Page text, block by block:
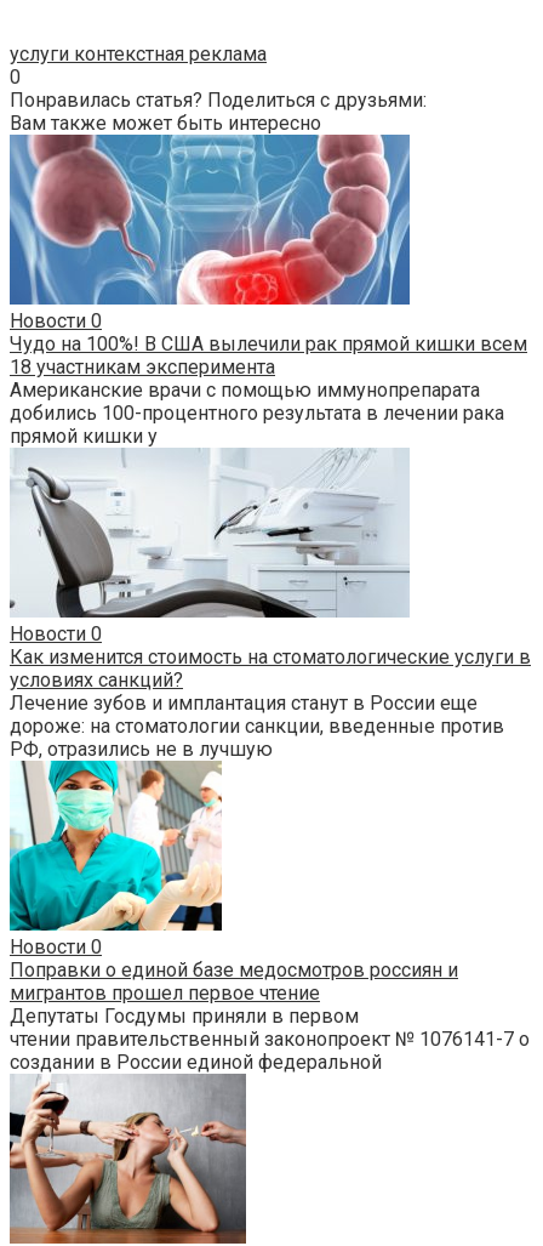
услуги контекстная реклама
0
Понравилась статья? Поделиться с друзьями:
Вам также может быть интересно
Новости 0
Чудо на 100%! В США вылечили рак прямой кишки всем
18 участникам эксперимента
Американские врачи с помощью иммунопрепарата
добились 100-процентного результата в лечении рака
прямой кишки у
Новости 0
Как изменится стоимость на стоматологические услуги в
условиях санкций?
Лечение зубов и имплантация станут в России еще
дороже: на стоматологии санкции, введенные против
РФ, отразились не в лучшую
Новости 0
Поправки о единой базе медосмотров россиян и
мигрантов прошел первое чтение
Депутаты Госдумы приняли в первом
чтении правительственный законопроект № 1076141-7 о
создании в России единой федеральной